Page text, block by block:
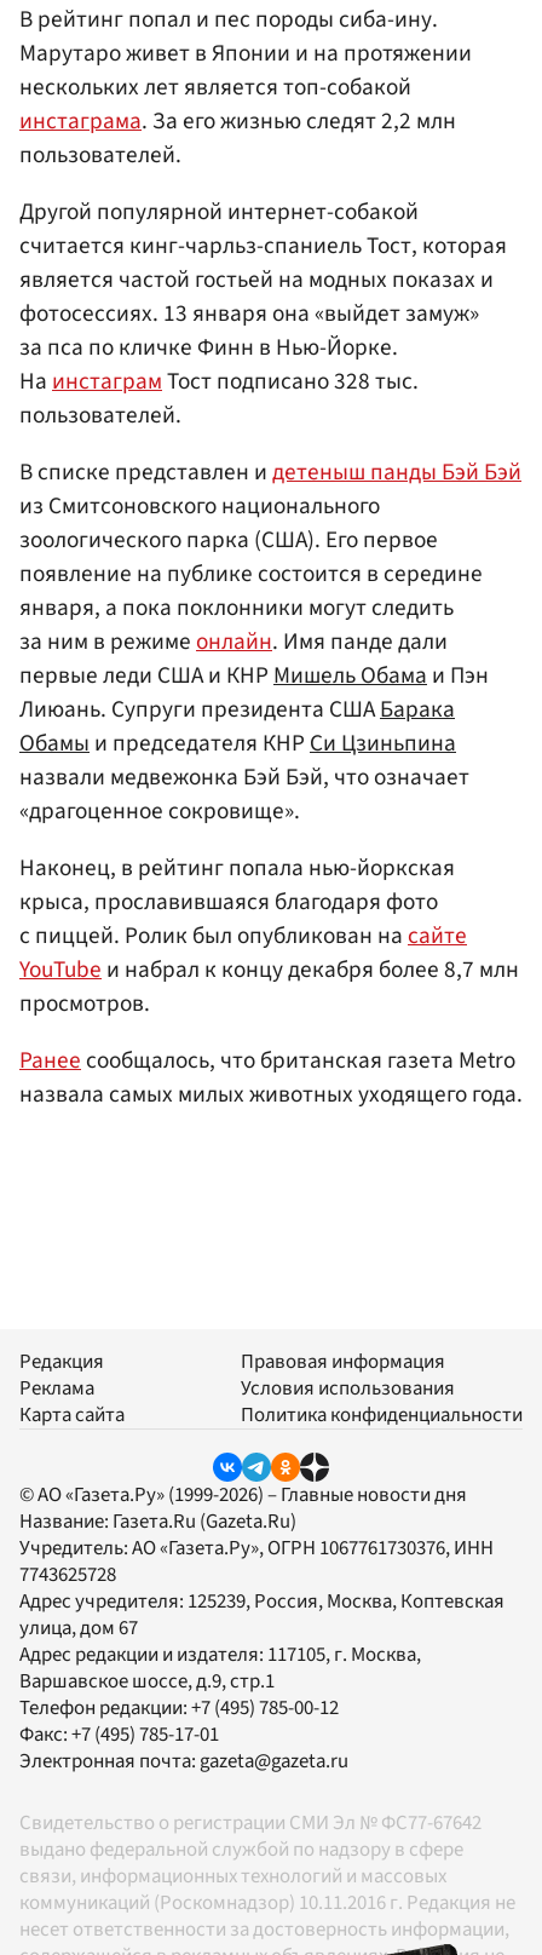
В рейтинг попал и пес породы сиба-ину.
Марутаро живет в Японии и на протяжении
нескольких лет является топ-собакой
инстаграма. За его жизнью следят 2,2 млн
пользователей.
Другой популярной интернет-собакой
считается кинг-чарльз-спаниель Тост, которая
является частой гостьей на модных показах и
фотосессиях. 13 января она «выйдет замуж»
за пса по кличке Финн в Нью-Йорке.
НаинстаграмТост подписано 328 тыс.
пользователей.
В списке представлен идетеныш панды Бэй Бэй
из Смитсоновского национального
зоологического парка (США). Его первое
появление на публике состоится в середине
января, а пока поклонники могут следить
за ним в режимеонлайн. Имя панде дали
первые леди США и КНРМишель Обамаи Пэн
Лиюань. Супруги президента СШАБарака
Обамыи председателя КНРСи Цзиньпина
назвали медвежонка Бэй Бэй, что означает
«драгоценное сокровище».
Наконец, в рейтинг попала нью-йоркская
крыса, прославившаяся благодаря фото
с пиццей. Ролик был опубликован насайте
YouTubeи набрал к концу декабря более 8,7 млн
просмотров.
Ранеесообщалось, что британская газета Metro
назвала самых милых животных уходящего года.
Редакция
Реклама
Карта сайта
Правовая информация
Условия использования
Политика конфиденциальности
© АО «Газета.Ру» (1999-2026) – Главные новости дня
Название: Газета.Ru (Gazeta.Ru)
Учредитель:АО «Газета.Ру», ОГРН 1067761730376, ИНН
7743625728
Адрес учредителя: 125239, Россия, Москва, Коптевская
улица, дом 67
Адрес редакции и издателя: 117105, г. Москва,
Варшавское шоссе, д.9, стр.1
Телефон редакции:+7 (495) 785-00-12
Факс:+7 (495) 785-17-01
Электронная почта: gazeta@gazeta.ru
Свидетельство о регистрации СМИ Эл № ФС77-67642
выдано федеральной службой по надзору в сфере
связи, информационных технологий и массовых
коммуникаций (Роскомнадзор) 10.11.2016 г. Редакция не
несет ответственности за достоверность информации,